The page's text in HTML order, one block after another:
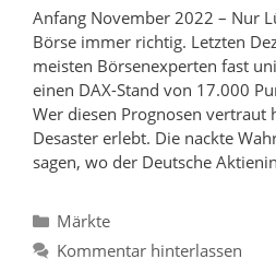
Anfang November 2022 – Nur
Börse immer richtig. Letzten
meisten Börsenexperten fast
einen DAX-Stand von 17.000
Wer diesen Prognosen vertraut
Desaster erlebt. Die nackte
sagen, wo der Deutsche
Kategorien
Märkte
Kommentar hinterlassen